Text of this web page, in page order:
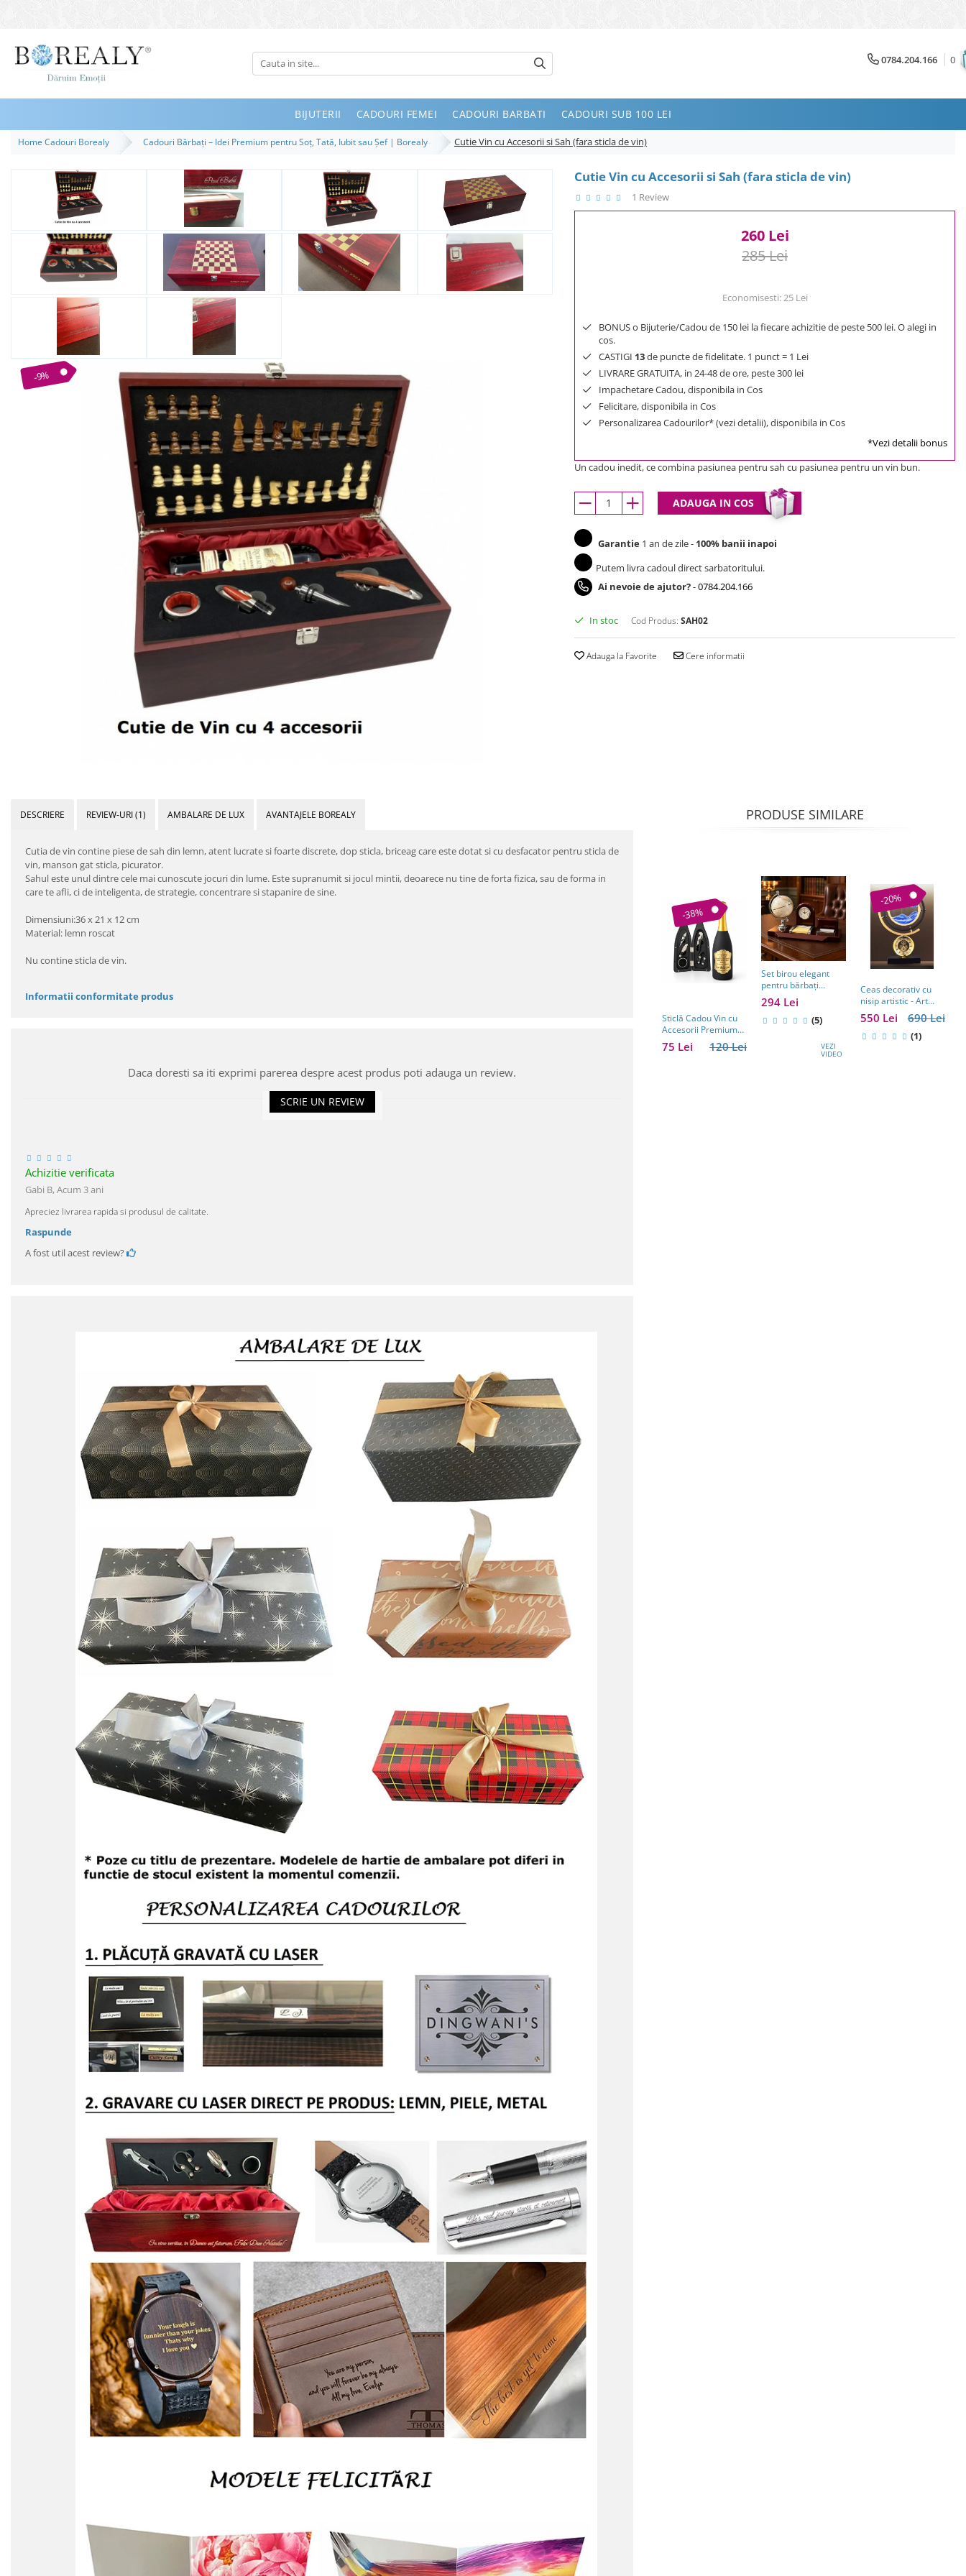
Bijuterii
Inele
Bratari
Destinatari
Bijuterii Femei
Bijuterii Copii
Bijuterii Mirese
Reduceri
Cele mai noi
0784.204.166 0
BIJUTERII CADOURI FEMEI CADOURI BARBATI CADOURI SUB 100 LEI
Home Cadouri Borealy Cadouri Bărbați – Idei Premium pentru Soț, Tată, Iubit sau Șef | Borealy Cutie Vin cu Accesorii si Sah (fara sticla de vin)
Cutie Vin cu Accesorii si Sah (fara sticla de vin)
1 Review
-9%
260 Lei
285 Lei
Economisesti:25 Lei
BONUS o Bijuterie/Cadou de 150 lei la fiecare achizitie de peste 500 lei. O alegi in
cos.
CASTIGI 13de puncte de fidelitate. 1 punct = 1 Lei
LIVRARE GRATUITA, in 24-48 de ore, peste 300 lei
Impachetare Cadou, disponibila in Cos
Felicitare, disponibila in Cos
Personalizarea Cadourilor* (vezi detalii), disponibila in Cos
*Vezi detalii bonus
Un cadou inedit, ce combina pasiunea pentru sah cu pasiunea pentru un vin bun.
ADAUGA IN COS
Garantie 1 an de zile - 100% banii inapoi
Putem livra cadoul direct sarbatoritului.
Ai nevoie de ajutor?-0784.204.166
In stoc Cod Produs: SAH02
Adauga la Favorite Cere informatii
DESCRIERE REVIEW-URI(1) AMBALARE DE LUX AVANTAJELE BOREALY
Cutia de vin contine piese de sah din lemn, atent lucrate si foarte discrete, dop sticla, briceag care este dotat si cu desfacator pentru sticla de
vin, manson gat sticla, picurator.
Sahul este unul dintre cele mai cunoscute jocuri din lume. Este supranumit si jocul mintii, deoarece nu tine de forta fizica, sau de forma in
care te afli, ci de inteligenta, de strategie, concentrare si stapanire de sine.
Dimensiuni:36 x 21 x 12 cm
Material: lemn roscat
Nu contine sticla de vin.
Informatii conformitate produs
Daca doresti sa iti exprimi parerea despre acest produs poti adauga un review.
SCRIE UN REVIEW
Achizitie verificata
Gabi B,Acum 3 ani
Apreciez livrarea rapida si produsul de calitate.
Raspunde
A fost util acest review?
PRODUSE SIMILARE
-38%
Sticlă Cadou Vin cu
Accesorii Premium
Personalizată – Set
Elegant pentru120 Lei
75 Lei
Set birou elegant
pentru bărbați
Business Desk
Antique Clock –
cadou premium
partener de afaceri
294 Lei
(5)
VEZI
VIDEO
-20%
Ceas decorativ cu
nisip artistic - Art
Table Clock
690 Lei
550 Lei
(1)